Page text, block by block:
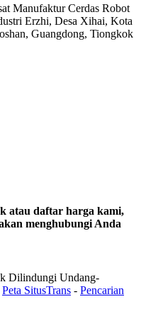
Manufaktur Cerdas Robot
Erzhi, Desa Xihai, Kota
Guangdong, Tiongkok
atau daftar harga kami,
menghubungi Anda
Dilindungi Undang-
Peta SitusTrans - Pencarian